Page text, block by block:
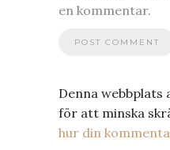
en kommentar.
Denna webbplats
för att minska
hur din